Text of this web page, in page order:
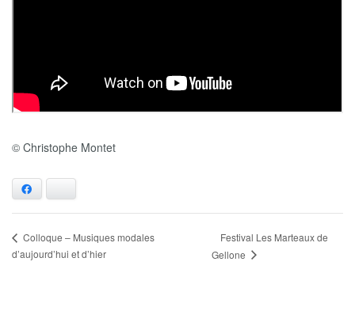
© Christophe Montet
Colloque – Musiques modales
d’aujourd’hui et d’hier
Festival Les Marteaux de
Gellone